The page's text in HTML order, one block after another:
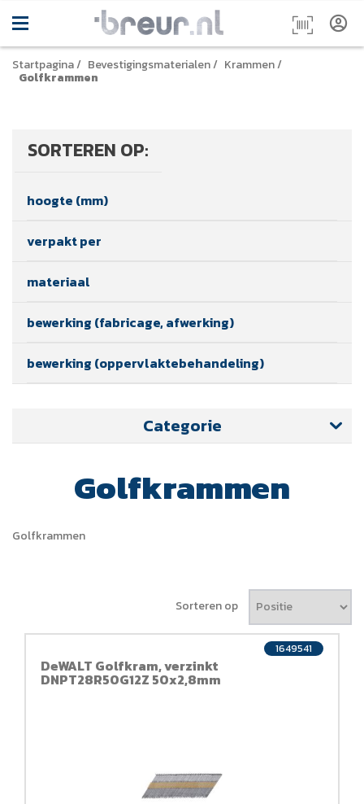
Startpagina/ Bevestigingsmaterialen/ Krammen/
Golfkrammen
SORTEREN OP:
hoogte (mm)
verpakt per
materiaal
bewerking (fabricage, afwerking)
bewerking (oppervlaktebehandeling)
Categorie
Golfkrammen
Golfkrammen
Sorteren op
DeWALT Golfkram, verzinkt
DNPT28R50G12Z 50x2,8mm
1649541